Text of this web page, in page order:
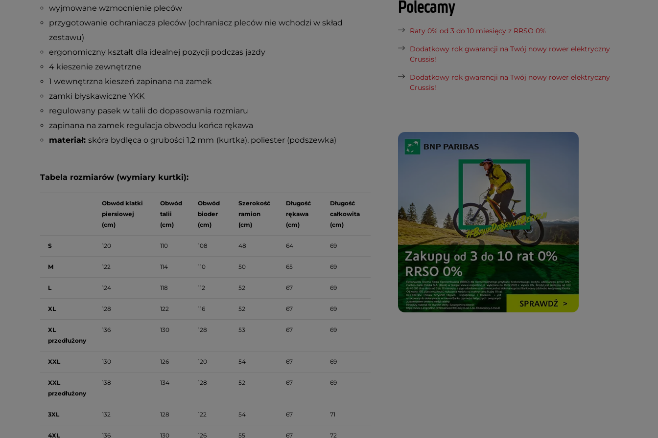
wyjmowane wzmocnienie pleców
przygotowanie ochraniacza pleców (ochraniacz pleców nie wchodzi w skład
zestawu)
ergonomiczny kształt dla idealnej pozycji podczas jazdy
4 kieszenie zewnętrzne
1 wewnętrzna kieszeń zapinana na zamek
zamki błyskawiczne YKK
regulowany pasek w talii do dopasowania rozmiaru
zapinana na zamek regulacja obwodu końca rękawa
materiał: skóra bydlęca o grubości 1,2 mm (kurtka), poliester (podszewka)
Tabela rozmiarów (wymiary kurtki):
Obwód klatki
piersiowej
(cm)
Obwód
talii
(cm)
Obwód
bioder
(cm)
Szerokość
ramion
(cm)
Długość
rękawa
(cm)
Długość
całkowita
(cm)
S 120 110 108 48 64 69
M 122 114 110 50 65 69
L 124 118 112 52 67 69
XL 128 122 116 52 67 69
XL
przedłużony
136 130 128 53 67 69
XXL 130 126 120 54 67 69
XXL
przedłużony
138 134 128 52 67 69
3XL 132 128 122 54 67 71
4XL 136 130 126 55 67 72
Polecamy
Raty 0% od 3 do 10 miesięcy z RRSO 0%
Dodatkowy rok gwarancji na Twój nowy rower elektryczny
Crussis!
Dodatkowy rok gwarancji na Twój nowy rower elektryczny
Crussis!